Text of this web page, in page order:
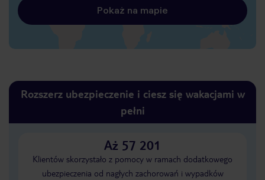
Pokaż na mapie
Rozszerz ubezpieczenie i ciesz się wakacjami w
pełni
Aż 57 201
Klientów skorzystało z pomocy w ramach dodatkowego
ubezpieczenia od nagłych zachorowań i wypadków